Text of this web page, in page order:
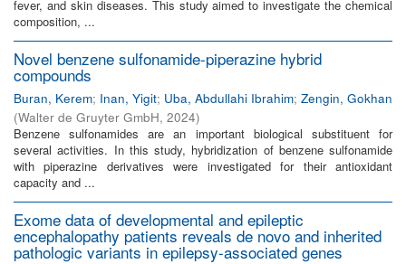
fever, and skin diseases. This study aimed to investigate the chemical
composition, ...
Novel benzene sulfonamide-piperazine hybrid
compounds
Buran, Kerem; Inan, Yigit; Uba, Abdullahi Ibrahim; Zengin, Gokhan
(Walter de Gruyter GmbH, 2024)
Benzene sulfonamides are an important biological substituent for
several activities. In this study, hybridization of benzene sulfonamide
with piperazine derivatives were investigated for their antioxidant
capacity and ...
Exome data of developmental and epileptic
encephalopathy patients reveals de novo and inherited
pathologic variants in epilepsy-associated genes